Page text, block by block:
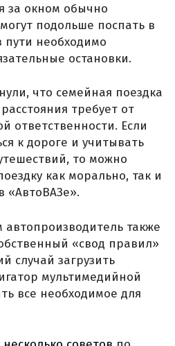
за окном обычно
подольше поспать в
пути необходимо
остановки.
что семейная поездка
требует от
ответственности. Если
к дороге и учитывать
то можно
как морально, так и
«АвтоВАЗе».
также
«свод правил»
случай загрузить
мультимедийной
все необходимое для